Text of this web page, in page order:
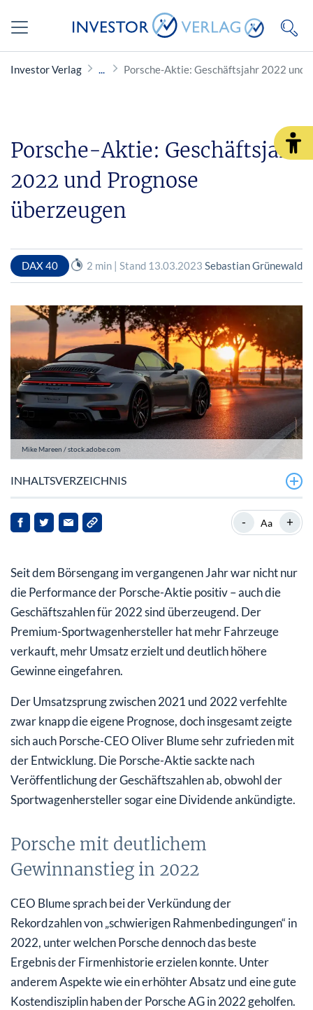
Investor Verlag Porsche-Aktie: Geschäftsjahr 2022 und
Porsche-Aktie: Geschäftsjahr
2022 und Prognose
überzeugen
DAX 40 2 min | Stand 13.03.2023 Sebastian Grünewald
Mike Mareen / stock.adobe.com
INHALTSVERZEICHNIS
Porsche mit deutlichem Gewinnanstieg in 2022
- Aa +
Seit dem Börsengang im vergangenen Jahr war nicht nur
die Performance der Porsche-Aktie positiv – auch die
Geschäftszahlen für 2022 sind überzeugend. Der
Premium-Sportwagenhersteller hat mehr Fahrzeuge
verkauft, mehr Umsatz erzielt und deutlich höhere
Gewinne eingefahren.
Der Umsatzsprung zwischen 2021 und 2022 verfehlte
zwar knapp die eigene Prognose, doch insgesamt zeigte
sich auch Porsche-CEO Oliver Blume sehr zufrieden mit
der Entwicklung. Die Porsche-Aktie sackte nach
Veröffentlichung der Geschäftszahlen ab, obwohl der
Sportwagenhersteller sogar eine Dividende ankündigte.
Porsche mit deutlichem
Gewinnanstieg in 2022
CEO Blume sprach bei der Verkündung der
Rekordzahlen von „schwierigen Rahmenbedingungen“ in
2022, unter welchen Porsche dennoch das beste
Ergebnis der Firmenhistorie erzielen konnte. Unter
anderem Aspekte wie ein erhöhter Absatz und eine gute
Kostendisziplin haben der Porsche AG in 2022 geholfen.